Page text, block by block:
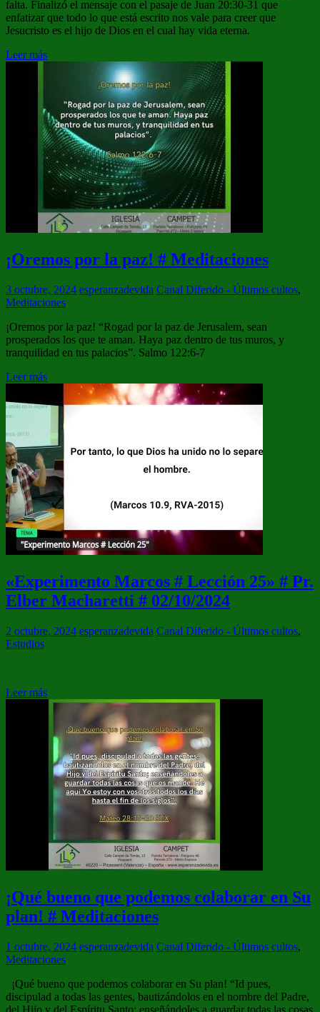
falta. Finalizó el mensaje con el pasaje de Juan 20:30-31 que
enfatizar que todo lo que está escrito nos vale para creer que
Jesucristo es el hijo de Dios en el cual hay vida eterna.
Leer más
¡Oremos por la paz! # Meditaciones
3 octubre, 2024 esperanzadevida Canal Diferido - Últimos cultos,
Meditaciones
¡Oremos por la paz! “Rogad por la paz de Jerusalem, sean
prosperados los que te aman. Haya paz dentro de tus muros, y
tranquilidad en tus palacios”. Salmo 122:6-7
Leer más
«Experimento Marcos # Lección 25» # Pr.
Elber Macharetti # 02/10/2024
2 octubre, 2024 esperanzadevida Canal Diferido - Últimos cultos,
Estudios
Leer más
¡Qué bueno que podemos colaborar en Su
plan! # Meditaciones
1 octubre, 2024 esperanzadevida Canal Diferido - Últimos cultos,
Meditaciones
¡Qué bueno que podemos colaborar en Su plan! “Id pues,
discipulad a todas las gentes, bautizándolos en el nombre del Padre,
del Hijo y del Espíritu Santo; enseñándoles a guardar todas las cosas